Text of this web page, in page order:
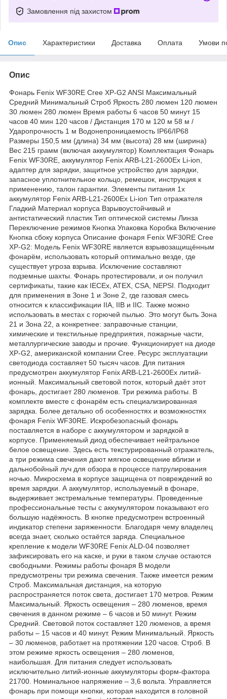
Замовлення під захистом
Опис Характеристики Доставка Оплата Умови
Опис
Фонарь Fenix WF30RE Cree XP-G2 ANSI Максимальный
Средний Минимальный Строб Яркость 280 люмен 120 люмен
30 люмен 280 люмен Время работы 6 часов 50 минут 15
часов 40 мин 120 часов / Дистанция 170 м 120 м 58 м /
Ударопрочность 1 м Водонепроницаемость IP66/IP68
Размеры 150,5 мм (длина) 34 мм (высота) 28 мм (ширина)
Вес 215 грамм (включая аккумулятор) Комплектация Фонарь
Fenix WF30RE, аккумулятор Fenix ARB-L21-2600Ex Li-ion,
адаптер для зарядки, защитное устройство для зарядки,
запасное уплотнительное кольцо, ремешок, инструкция к
применению, талон гарантии. Элементы питания 1х
аккумулятор Fenix ARB-L21-2600Ex Li-ion Тип отражателя
Гладкий Материал корпуса Взрывоустойчивый и
антистатический пластик Тип оптической системы Линза
Переключение режимов Кнопка Упаковка Коробка Включение
Кнопка сбоку корпуса Описание фонаря Fenix WF30RE Cree
XP-G2: Модель Fenix WF30RE является взрывозащищённым
фонарём, использовать который оптимально везде, где
существует угроза взрыва. Исключение составляют
подземные шахты. Фонарь протестировали, и он получил
сертификаты, такие как IECEx, ATEX, CSA, NEPSI. Подходит
для применения в Зоне 1 и Зоне 2, где газовая смесь
относится к классификации IIA, IIB и IIC. Также можно
использовать в местах с горючей пылью. Это могут быть Зона
21 и Зона 22, а конкретнее: заправочные станции,
химические и текстильные предприятия, пожарные части,
металлургические заводы и прочие. Функционирует на диоде
XP-G2, американской компании Cree. Ресурс эксплуатации
светодиода составляет 50 тысяч часов. Для питания
предусмотрен аккумулятор Fenix ARB-L21-2600Ex литий-
ионный. Максимальный световой поток, который даёт этот
фонарь, достигает 280 люменов. Три режима работы. В
комплекте вместе с фонарём есть специализированная
зарядка. Более детально об особенностях и возможностях
фонаря Fenix WF30RE. Искробезопасный фонарь
поставляется в наборе с аккумулятором и зарядкой в
корпусе. Применяемый диод обеспечивает нейтральное
белое освещение. Здесь есть текстурированный отражатель,
а три режима свечения дают мягкое освещение вблизи и
дальнобойный луч для обзора в процессе патрулирования
ночью. Микросхема в корпусе защищена от повреждений во
время зарядки. А аккумулятор, используемый в фонаре,
выдерживает экстремальные температуры. Проведенные
профессиональные тесты с аккумулятором показывают его
большую надёжность. В кнопке предусмотрен встроенный
индикатор степени заряженности. Благодаря чему владелец
всегда знает, сколько остаётся заряда. Специальное
крепление к модели WF30RE Fenix ALD-04 позволяет
зафиксировать его на каске, и руки в таком случае остаются
свободными. Режимы работы фонаря В модели
предусмотрены три режима свечения. Также имеется режим
Строб. Максимальная дистанция, на которую
распространяется поток света, достигает 170 метров. Режим
Максимальный. Яркость освещения – 280 люменов, время
свечения в данном режиме – 6 часов и 50 минут. Режим
Средний. Световой поток составляет 120 люменов, а время
работы – 15 часов и 40 минут. Режим Минимальный. Яркость
– 30 люменов, работает на протяжении 120 часов. Строб. В
этом режиме яркость освещения – 280 люменов,
наибольшая. Для питания следует использовать
исключительно литий-ионные аккумуляторы форм-фактора
21700. Номинальное напряжение – 3,6 вольта. Управляется
фонарь при помощи кнопки, которая находится в головной